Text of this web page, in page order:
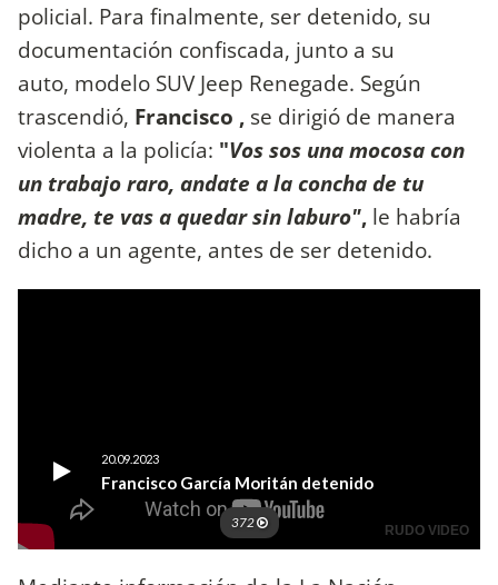
policial. Para finalmente, ser detenido, su
documentación confiscada, junto a su
auto, modelo SUV Jeep Renegade. Según
trascendió, Francisco , se dirigió de manera
violenta a la policía: "Vos sos una mocosa con
un trabajo raro, andate a la concha de tu
madre, te vas a quedar sin laburo", le habría
dicho a un agente, antes de ser detenido.